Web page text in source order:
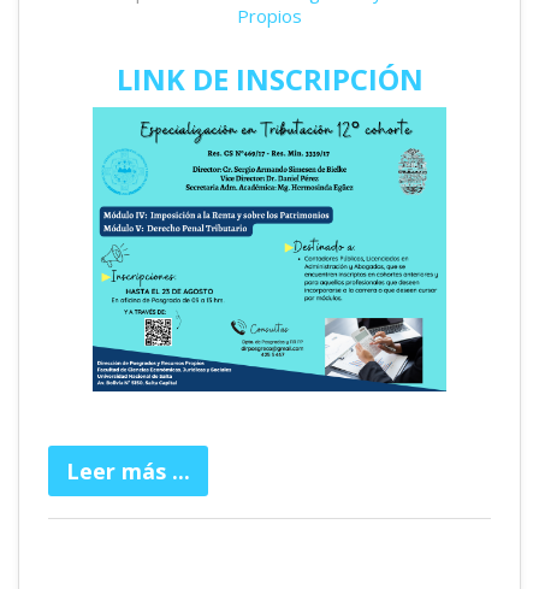
Propios
LINK DE INSCRIPCIÓN
Leer más ...